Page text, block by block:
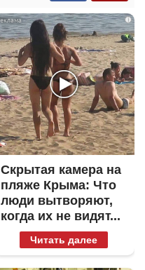
i
Скрытая камера на
пляже Крыма: Что
люди вытворяют,
когда их не видят...
Читать далее